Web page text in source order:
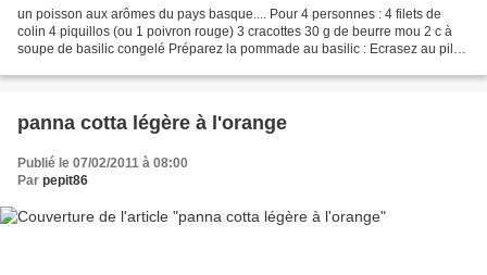
un poisson aux arômes du pays basque.... Pour 4 personnes : 4 filets de
colin 4 piquillos (ou 1 poivron rouge) 3 cracottes 30 g de beurre mou 2 c à
soupe de basilic congelé Préparez la pommade au basilic : Ecrasez au pilon
panna cotta légère à l'orange
Publié le 07/02/2011 à 08:00
Par pepit86